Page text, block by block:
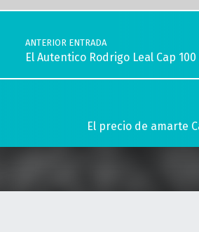
Navegación de entradas
ANTERIOR ENTRADA
El Autentico Rodrigo Leal Cap
El precio de amarte